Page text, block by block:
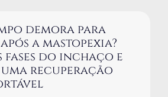
demora para
a mastopexia?
fases do inchaço e
recuperação